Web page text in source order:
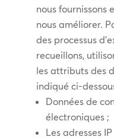
nous fournissons
nous améliorer.
des processus
recueillons,
les attributs des
indiqué ci-
Données de
électroniques ;
Les adresses